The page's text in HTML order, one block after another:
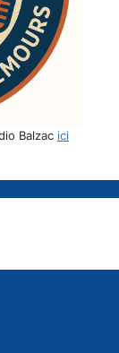
Balzac ici